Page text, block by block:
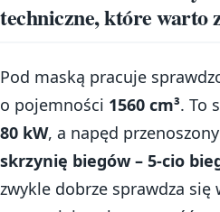
techniczne, które warto
Pod maską pracuje
o pojemności 1560 cm³. To
80 kW, a napęd
skrzynię biegów – 5-cio
zwykle dobrze sprawdza